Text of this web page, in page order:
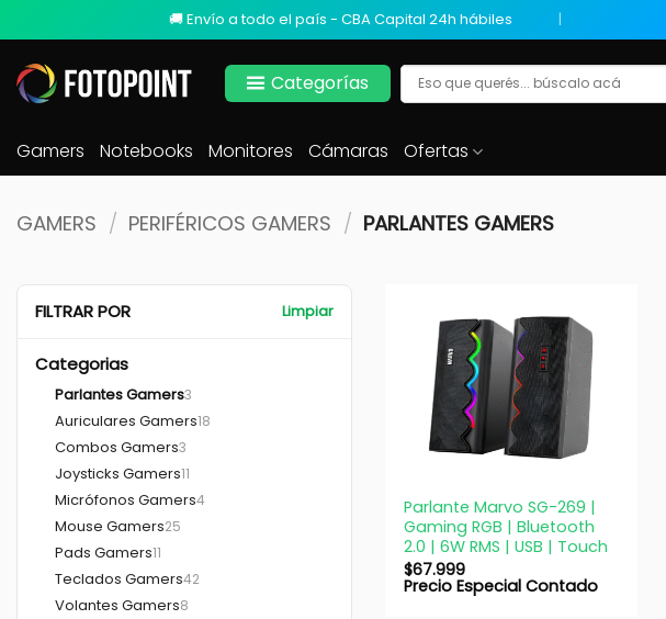
🚚 Envío a todo el país - CBA Capital 24h hábiles
Categorías
Gamers Notebooks Monitores Cámaras Ofertas
GAMERS / PERIFÉRICOS GAMERS / PARLANTES GAMERS
FILTRAR POR Limpiar
Categorias
Parlantes Gamers3
Auriculares Gamers18
Combos Gamers3
Joysticks Gamers11
Micrófonos Gamers4
Mouse Gamers25
Pads Gamers11
Teclados Gamers42
Volantes Gamers8
Parlante Marvo SG-269 |
Gaming RGB | Bluetooth
2.0 | 6W RMS | USB | Touch
$67.999
Precio Especial Contado